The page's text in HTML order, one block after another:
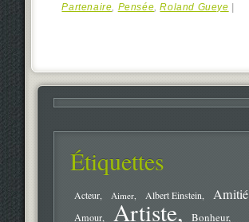
Partenaire Pensée ,Roland Gueye |
Étiquettes
Acteur Aimer Albert Einstein Amitié
Amour Artiste Bonheur